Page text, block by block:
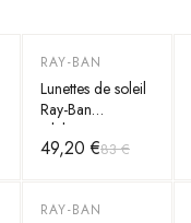
-41%
RAY-BAN
Lunettes de soleil
Ray-Ban
Clubmaster
RB3016 W0365
49,20 €83 €
-40%
RAY-BAN